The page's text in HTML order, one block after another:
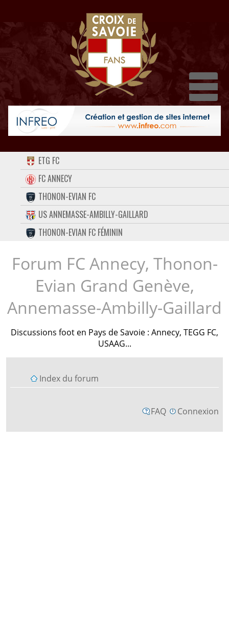
ACCUEIL
FORUM
CONTACT
FACEBOOK
TWITTER
INSTAGRAM
ETG FC
FC ANNECY
THONON-EVIAN FC
US ANNEMASSE-AMBILLY-GAILLARD
THONON-EVIAN FC FÉMININ
Forum FC Annecy, Thonon-
Evian Grand Genève,
Annemasse-Ambilly-Gaillard
Discussions foot en Pays de Savoie : Annecy, TEGG FC,
USAAG...
Index du forum
FAQ Connexion